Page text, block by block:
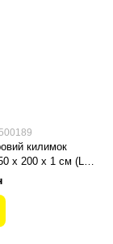
килимок
x 200 x 1 см (LB-